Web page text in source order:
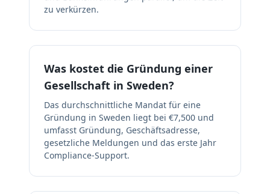
zu verkürzen.
Was kostet die Gründung einer
Gesellschaft in Sweden?
Das durchschnittliche Mandat für eine
Gründung in Sweden liegt bei €7,500 und
umfasst Gründung, Geschäftsadresse,
gesetzliche Meldungen und das erste Jahr
Compliance-Support.